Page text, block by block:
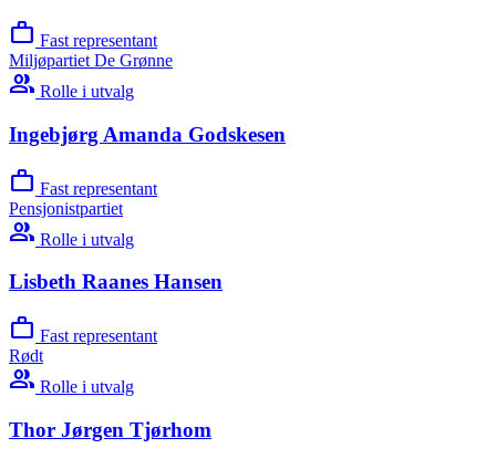
work Fast representant
Miljøpartiet De Grønne
group Rolle i utvalg
Ingebjørg Amanda Godskesen
work Fast representant
Pensjonistpartiet
group Rolle i utvalg
Lisbeth Raanes Hansen
work Fast representant
Rødt
group Rolle i utvalg
Thor Jørgen Tjørhom